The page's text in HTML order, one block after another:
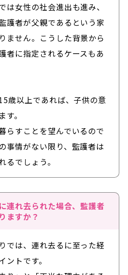
は女性の社会進出も進み、
護者が父親であるという家
ません。こうした背景から
者に指定されるケースもあ
歳以上であれば、子供の意
。
らすことを望んでいるので
事情がない限り、監護者は
るでしょう。
連れ去られた場合、監護者
ますか？
では、連れ去るに至った経
ントです。